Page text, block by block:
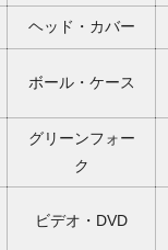
ヘッド・カバー
ボール・ケース
グリーンフォー
ク
ビデオ・DVD